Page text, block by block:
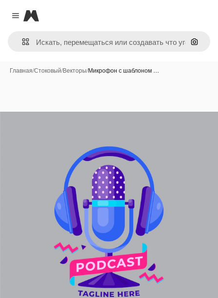
Close menu
Magnific
Поиск
Главная/Стоковый/Векторы/Микрофон с шаблоном …